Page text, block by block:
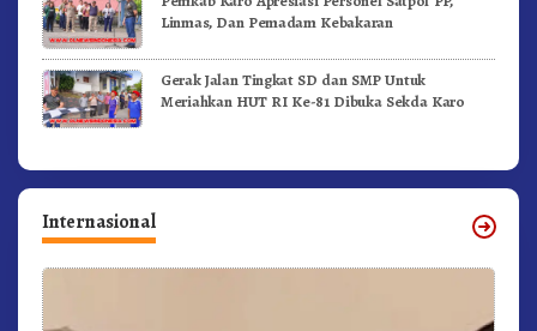
Linmas, Dan Pemadam Kebakaran
Gerak Jalan Tingkat SD dan SMP Untuk
Meriahkan HUT RI Ke-81 Dibuka Sekda Karo
Internasional